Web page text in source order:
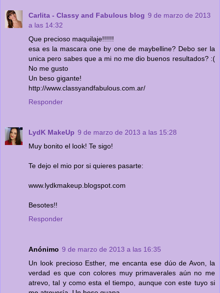
Carlita - Classy and Fabulous blog 9 de marzo de 2013
a las 14:32
Que precioso maquilaje!!!!!!
esa es la mascara one by one de maybelline? Debo ser la
unica pero sabes que a mi no me dio buenos resultados? :(
No me gusto
Un beso gigante!
http://www.classyandfabulous.com.ar/
Responder
LydK MakeUp 9 de marzo de 2013 a las 15:28
Muy bonito el look! Te sigo!
Te dejo el mio por si quieres pasarte:
www.lydkmakeup.blogspot.com
Besotes!!
Responder
Anónimo 9 de marzo de 2013 a las 16:35
Un look precioso Esther, me encanta ese dúo de Avon, la
verdad es que con colores muy primaverales aún no me
atrevo, tal y como esta el tiempo, aunque con este tuyo si